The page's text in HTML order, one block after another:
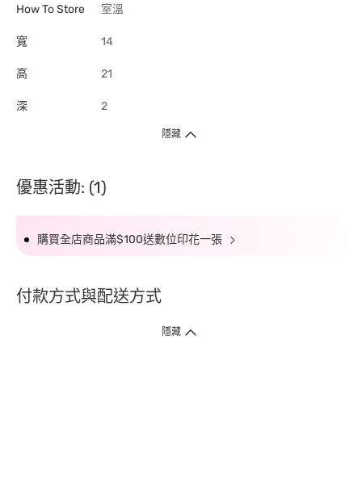
How To Store 室溫
寬 14
高 21
深 2
隱藏
優惠活動: (1)
購買全店商品滿$100送數位印花一張
付款方式與配送方式
隱藏